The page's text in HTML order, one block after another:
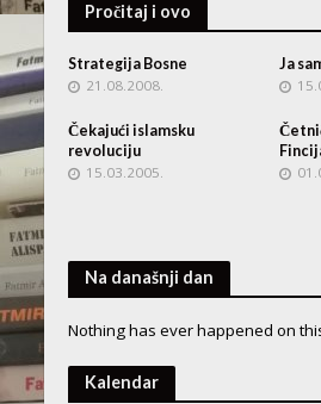
Pročitaj i ovo
Strategija Bosne
21.08.2008.
Ja
Čekajući islamsku
revoluciju
15.03.2005.
Na današnji dan
Nothing has ever happened on
Kalendar